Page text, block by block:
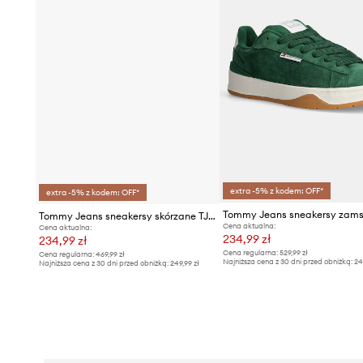
extra -5% z kodem: OFF*
Tommy Jeans sneakersy skórzane TJM RETRO BASKET ESS
Cena aktualna:
234,99 zł
Cena regularna: 469,99 zł
Najniższa cena z 30 dni przed obniżką: 249,99 zł
extra -5% z kodem: OFF*
Cena aktualna:
234,99 zł
Cena regularna:529,99 zł
Najniższa cena z 30 dni przed obniżką: